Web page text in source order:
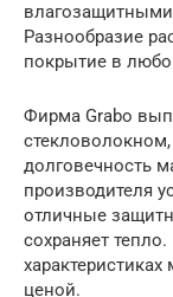
Разнообразие
покрытие в
Фирма Grabo
долговечность
производителя
отличные
сохраняет
ценой.